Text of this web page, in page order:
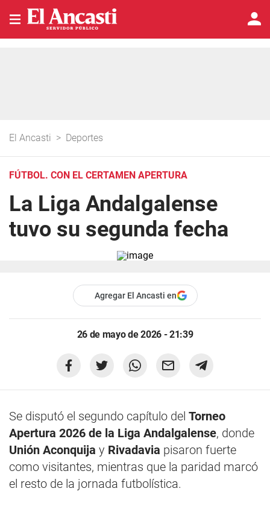
El Ancasti > Deportes
FÚTBOL. CON EL CERTAMEN APERTURA
La Liga Andalgalense
tuvo su segunda fecha
Agregar El Ancasti en
26 de mayo de 2026 - 21:39
Se disputó el segundo capítulo del Torneo
Apertura 2026 de la Liga Andalgalense, donde
Unión Aconquija y Rivadavia pisaron fuerte
como visitantes, mientras que la paridad marcó
el resto de la jornada futbolística.